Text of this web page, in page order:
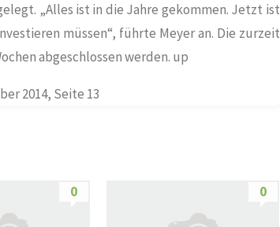
„Alles ist in die Jahre gekommen. Jetzt ist
müssen“, führte Meyer an. Die zurzeit
abgeschlossen werden. up
2014, Seite 13
0 0